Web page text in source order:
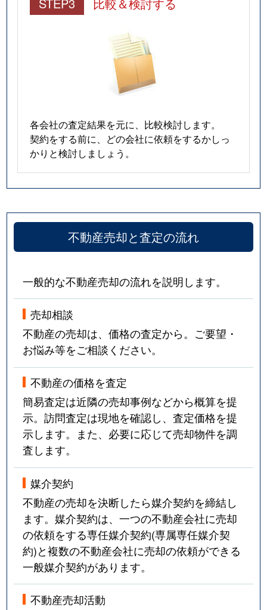
各会社の査定結果を元に、比較検討します。
契約をする前に、どの会社に依頼をするかしっ
かりと検討しましょう。
不動産売却と査定の流れ
一般的な不動産売却の流れを説明します。
売却相談
不動産の売却は、価格の査定から。ご要望・
お悩み等をご相談ください。
不動産の価格を査定
簡易査定は近隣の売却事例などから概算を提
示。訪問査定は現地を確認し、査定価格を提
示します。また、必要に応じて売却物件を調
査します。
媒介契約
不動産の売却を決断したら媒介契約を締結し
ます。媒介契約は、一つの不動産会社に売却
の依頼をする専任媒介契約(専属専任媒介契
約)と複数の不動産会社に売却の依頼ができる
一般媒介契約があります。
不動産売却活動